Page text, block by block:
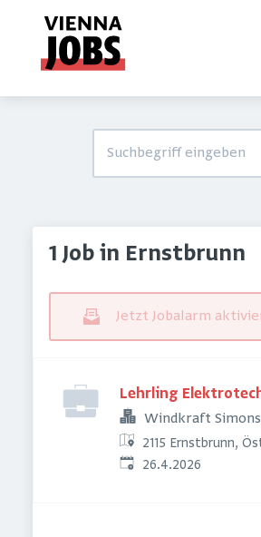
1 Job in Ernstbrunn
Jetzt Jobalarm
Lehrling
Windkraft
2115 Ernstbrunn,
Veröffentlicht
26.4.2026